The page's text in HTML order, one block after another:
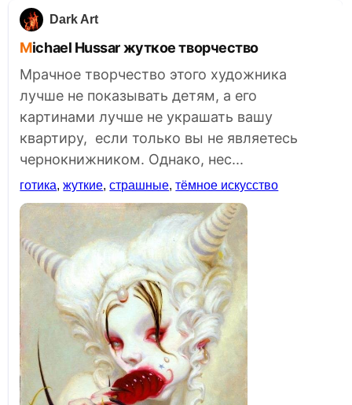
Dark Art
Michael Hussar жуткое творчество
Мрачное творчество этого художника
лучше не показывать детям, а его
картинами лучше не украшать вашу
квартиру, если только вы не являетесь
чернокнижником. Однако, нес...
готика,жуткие,страшные,тёмное искусство